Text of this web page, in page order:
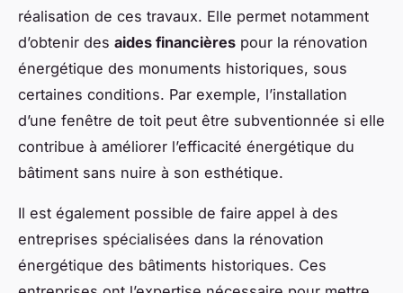
réalisation de ces travaux. Elle permet notamment
d’obtenir des aides financières pour la rénovation
énergétique des monuments historiques, sous
certaines conditions. Par exemple, l’installation
d’une fenêtre de toit peut être subventionnée si elle
contribue à améliorer l’efficacité énergétique du
bâtiment sans nuire à son esthétique.
Il est également possible de faire appel à des
entreprises spécialisées dans la rénovation
énergétique des bâtiments historiques. Ces